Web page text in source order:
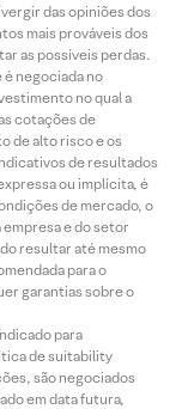
das opiniões dos
mais prováveis dos
as possíveis perdas.
é negociada no
no qual a
cotações de
de alto risco e os
de resultados
ou implícita, é
de mercado, o
e do setor
resultar até mesmo
para o
garantias sobre o
para
de suitability
são negociados
em data futura,